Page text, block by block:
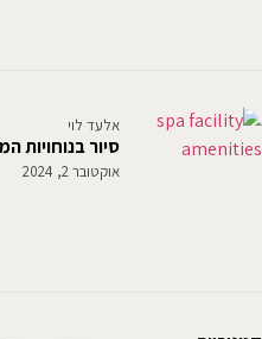
סיור
אלעד לוי
אוקטובר 2, 2024